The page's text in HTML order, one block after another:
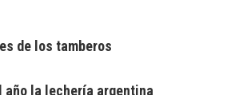
de los tamberos
la lechería argentina